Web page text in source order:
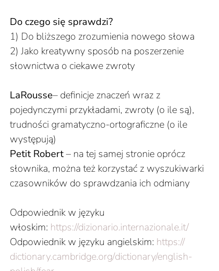
Do czego się sprawdzi?
1) Do bliższego zrozumienia nowego słowa
2) Jako kreatywny sposób na poszerzenie
słownictwa o ciekawe zwroty
LaRousse– definicje znaczeń wraz z
pojedynczymi przykładami, zwroty (o ile są),
trudności gramatyczno-ortograficzne (o ile
występują)
Petit Robert– na tej samej stronie oprócz
słownika, można też korzystać z wyszukiwarki
czasowników do sprawdzania ich odmiany
Odpowiednik w języku
włoskim: https://dizionario.internazionale.it/
Odpowiednik w języku angielskim: https://
dictionary.cambridge.org/dictionary/english-